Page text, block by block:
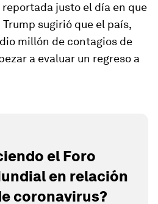
justo el día en que
sugirió que el país,
millón de contagios de
a evaluar un regreso a
el Foro
en relación
coronavirus?